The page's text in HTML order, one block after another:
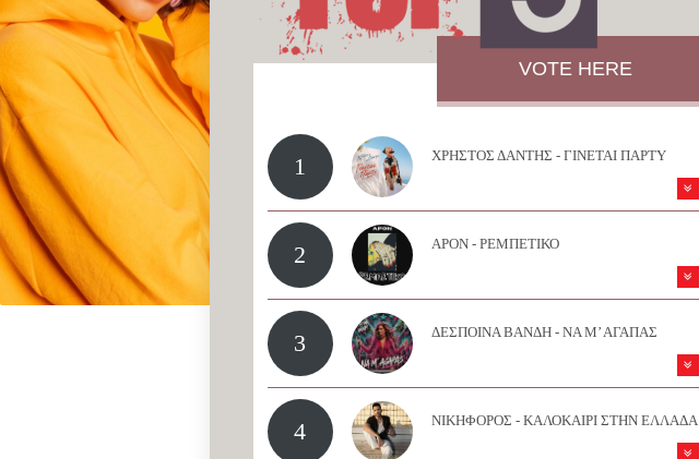
VOTE HERE
1 ΧΡΗΣΤΟΣ ΔΑΝΤΗΣ - ΓΙΝΕΤΑΙ ΠΑΡΤΥ
2 APON - ΡΕΜΠΕΤΙΚΟ
3 ΔΕΣΠΟΙΝΑ ΒΑΝΔΗ - ΝΑ Μ’ ΑΓΑΠΑΣ
4 ΝΙΚΗΦΟΡΟΣ - ΚΑΛΟΚΑΙΡΙ ΣΤΗΝ ΕΛΛΑΔΑ